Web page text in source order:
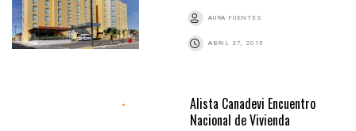
AURA FUENTES
ABRIL 27, 2015
Alista Canadevi Encuentro
Nacional de Vivienda